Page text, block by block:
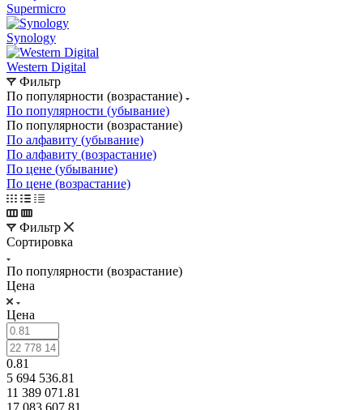
Supermicro
Synology
Western Digital
Фильтр
По популярности (возрастание)
По популярности (убывание)
По популярности (возрастание)
По алфавиту (убывание)
По алфавиту (возрастание)
По цене (убывание)
По цене (возрастание)
Фильтр
Сортировка
По популярности (возрастание)
Цена
Цена
0.81
5 694 536.81
11 389 071.81
17 083 607.81